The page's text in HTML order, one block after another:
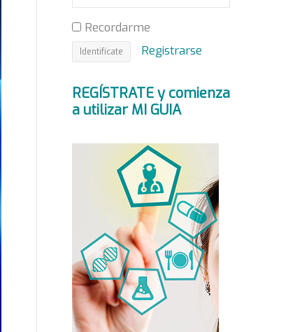
Recordarme
Registrarse
REGÍSTRATE y comienza
a utilizar MI GUIA